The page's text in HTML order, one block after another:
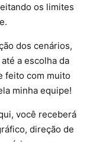
os limites
dos cenários,
a escolha da
feito com muito
minha equipe!
você receberá
direção de